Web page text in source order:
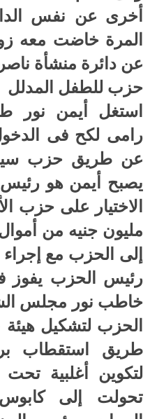
أخرى عن نفس
المرة خاضت معه
عن دائرة منشأة
حزب للطفل المدلل
استغل أيمن نور
رامى لكح فى
عن طريق حزب
يصبح أيمن هو رئيس
الاختيار على حزب
مليون جنيه من
إلى الحزب مع
رئيس الحزب يفوز
خاطب نور مجلس
الحزب لتشكيل هيئة
طريق استقطاب
لتكوين أغلبية تحت
تحولت إلى